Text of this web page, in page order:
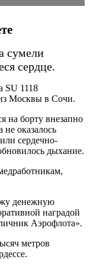
сумели
сердце.
SU 1118
Москвы в Сочи.
на борту внезапно
не оказалось
сердечно-
дыхание.
денежную
наградой
Аэрофлота».
метров